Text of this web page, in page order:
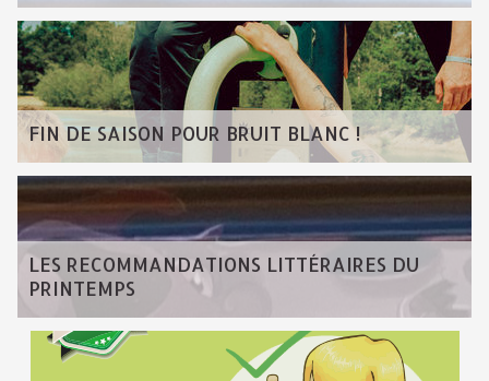
FIN DE SAISON POUR BRUIT BLANC !
LES RECOMMANDATIONS LITTÉRAIRES DU
PRINTEMPS